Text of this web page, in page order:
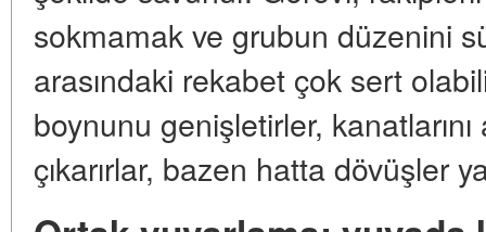
sokmamak ve grubun düzenini
arasındaki rekabet çok sert
boynunu genişletirler,
çıkarırlar, bazen hatta dövüşler